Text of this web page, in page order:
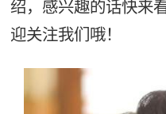
绍，感兴趣的话快来
迎关注我们哦！